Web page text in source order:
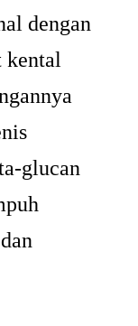
dengan
kental
glucan